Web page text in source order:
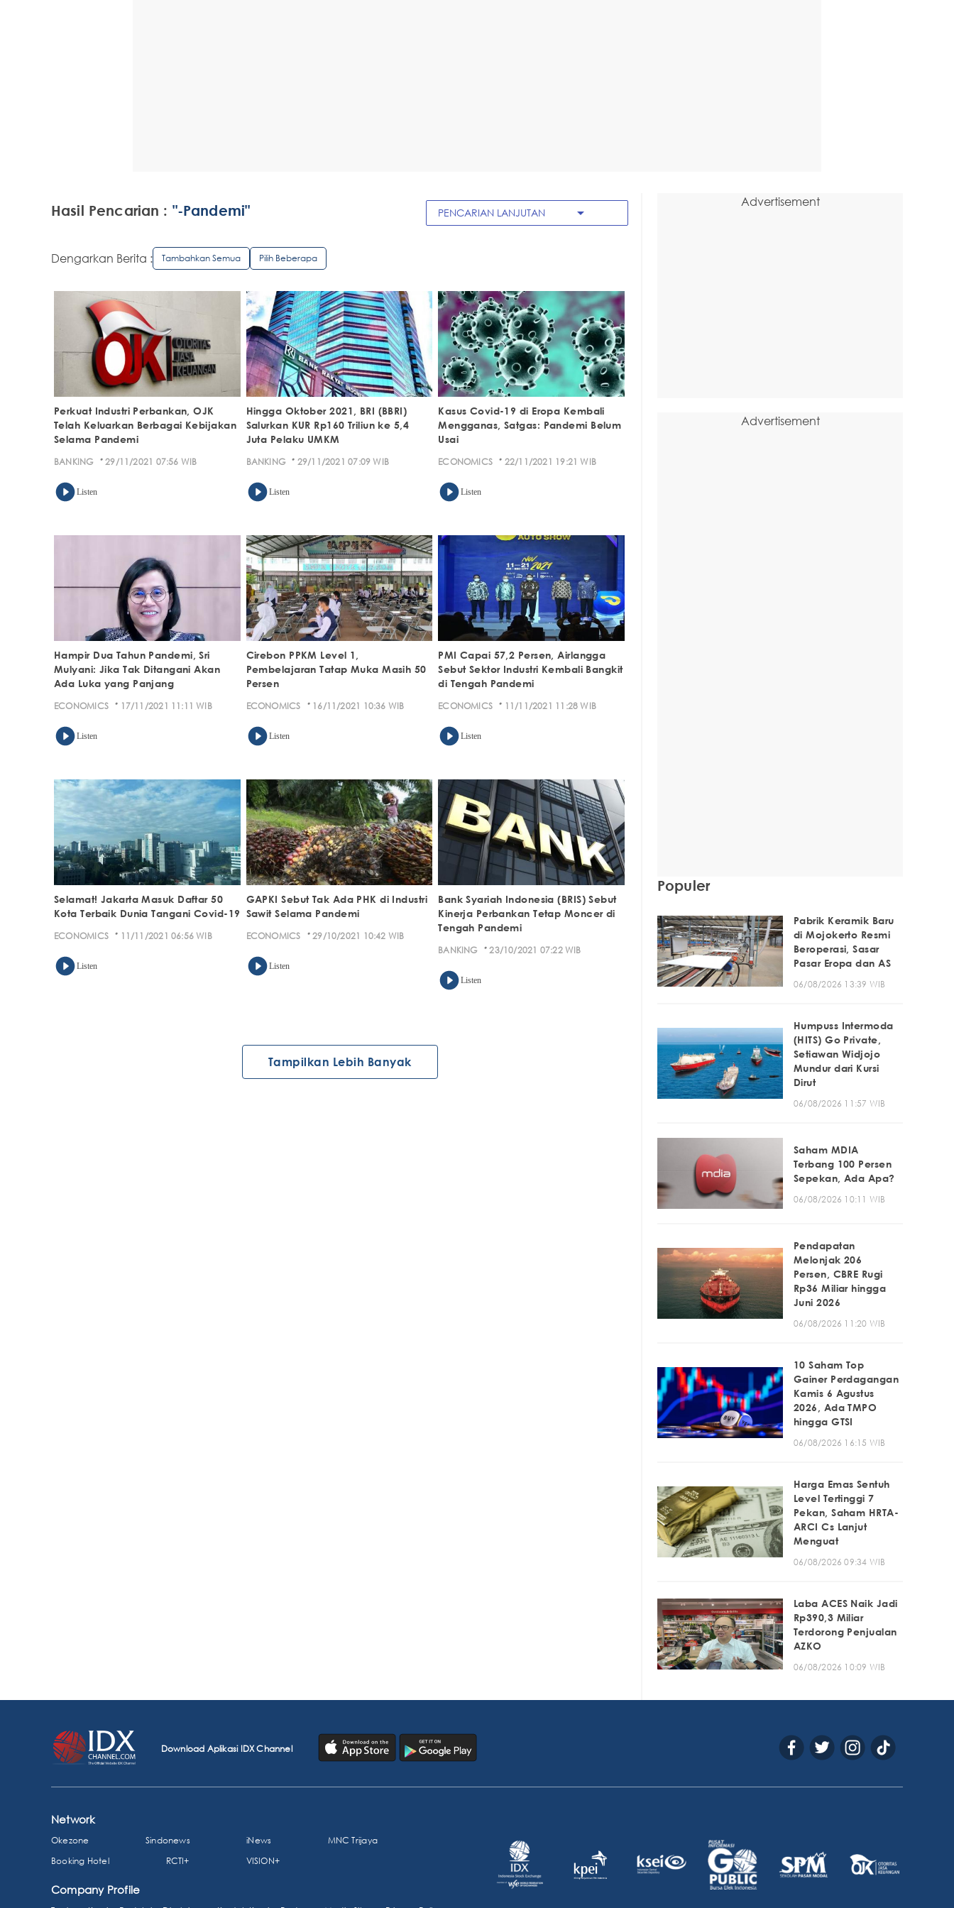
Hasil Pencarian : "-Pandemi" PENCARIAN LANJUTAN arrow_drop_down
Dengarkan Berita : Tambahkan Semua Pilih Beberapa
Perkuat Industri Perbankan, OJK
Telah Keluarkan Berbagai Kebijakan
Selama Pandemi
BANKING · 29/11/2021 07:56 WIB
Listen
Hingga Oktober 2021, BRI (BBRI)
Salurkan KUR Rp160 Triliun ke 5,4
Juta Pelaku UMKM
BANKING · 29/11/2021 07:09 WIB
Listen
Kasus Covid-19 di Eropa Kembali
Mengganas, Satgas: Pandemi Belum
Usai
ECONOMICS · 22/11/2021 19:21 WIB
Listen
Hampir Dua Tahun Pandemi, Sri
Mulyani: Jika Tak Ditangani Akan
Ada Luka yang Panjang
ECONOMICS · 17/11/2021 11:11 WIB
Listen
Cirebon PPKM Level 1,
Pembelajaran Tatap Muka Masih 50
Persen
ECONOMICS · 16/11/2021 10:36 WIB
Listen
PMI Capai 57,2 Persen, Airlangga
Sebut Sektor Industri Kembali Bangkit
di Tengah Pandemi
ECONOMICS · 11/11/2021 11:28 WIB
Listen
Selamat! Jakarta Masuk Daftar 50
Kota Terbaik Dunia Tangani Covid-19
ECONOMICS · 11/11/2021 06:56 WIB
Listen
GAPKI Sebut Tak Ada PHK di Industri
Sawit Selama Pandemi
ECONOMICS · 29/10/2021 10:42 WIB
Listen
Bank Syariah Indonesia (BRIS) Sebut
Kinerja Perbankan Tetap Moncer di
Tengah Pandemi
BANKING · 23/10/2021 07:22 WIB
Listen
Tampilkan Lebih Banyak
Advertisement
Advertisement
Populer
Pabrik Keramik Baru
di Mojokerto Resmi
Beroperasi, Sasar
Pasar Eropa dan AS
06/08/2026 13:39 WIB
Humpuss Intermoda
(HITS) Go Private,
Setiawan Widjojo
Mundur dari Kursi
Dirut
06/08/2026 11:57 WIB
Saham MDIA
Terbang 100 Persen
Sepekan, Ada Apa?
06/08/2026 10:11 WIB
Pendapatan
Melonjak 206
Persen, CBRE Rugi
Rp36 Miliar hingga
Juni 2026
06/08/2026 11:20 WIB
10 Saham Top
Gainer Perdagangan
Kamis 6 Agustus
2026, Ada TMPO
hingga GTSI
06/08/2026 16:15 WIB
Harga Emas Sentuh
Level Tertinggi 7
Pekan, Saham HRTA-
ARCI Cs Lanjut
Menguat
06/08/2026 09:34 WIB
Laba ACES Naik Jadi
Rp390,3 Miliar
Terdorong Penjualan
AZKO
06/08/2026 10:09 WIB
Download Aplikasi IDX Channel
Network
Okezone Sindonews iNews
MNC Trijaya
Booking Hotel
RCTI+ VISION+
Company Profile